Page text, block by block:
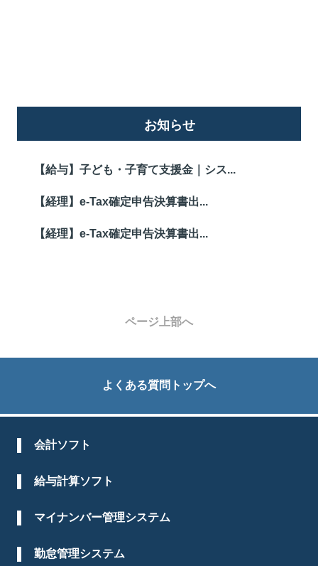
お知らせ
【給与】子ども・子育て支援金｜シス...
【経理】e-Tax確定申告決算書出...
【経理】e-Tax確定申告決算書出...
ページ上部へ
よくある質問トップへ
会計ソフト
給与計算ソフト
マイナンバー管理システム
勤怠管理システム